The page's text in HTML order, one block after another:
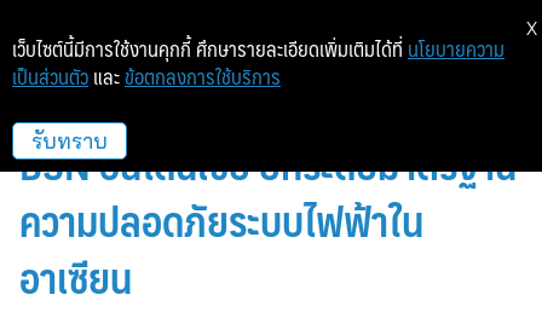
Kumwell ลงนามความร่วมมือกับ
BSN อินโดนีเซีย ยกระดับมาตรฐาน
ความปลอดภัยระบบไฟฟ้าใน
อาเซียน
เว็บไซต์นี้มีการใช้งานคุกกี้ ศึกษารายละเอียดเพิ่มเติมได้ที่ นโยบายความ
เป็นส่วนตัว และ ข้อตกลงการใช้บริการ
รับทราบ
X